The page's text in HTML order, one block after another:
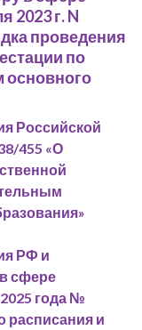
2023 г. N
проведения
по
основного
Российской
455 «О
»
РФ и
сфере
года №
расписания и